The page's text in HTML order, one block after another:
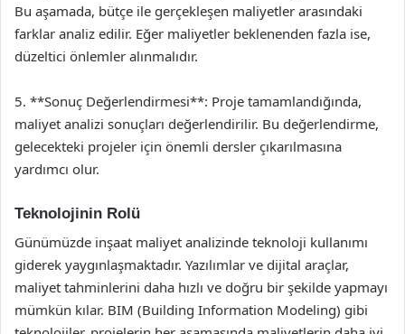
Bu aşamada, bütçe ile gerçekleşen maliyetler arasındaki
farklar analiz edilir. Eğer maliyetler beklenenden fazla ise,
düzeltici önlemler alınmalıdır.
5. **Sonuç Değerlendirmesi**: Proje tamamlandığında,
maliyet analizi sonuçları değerlendirilir. Bu değerlendirme,
gelecekteki projeler için önemli dersler çıkarılmasına
yardımcı olur.
Teknolojinin Rolü
Günümüzde inşaat maliyet analizinde teknoloji kullanımı
giderek yaygınlaşmaktadır. Yazılımlar ve dijital araçlar,
maliyet tahminlerini daha hızlı ve doğru bir şekilde yapmayı
mümkün kılar. BIM (Building Information Modeling) gibi